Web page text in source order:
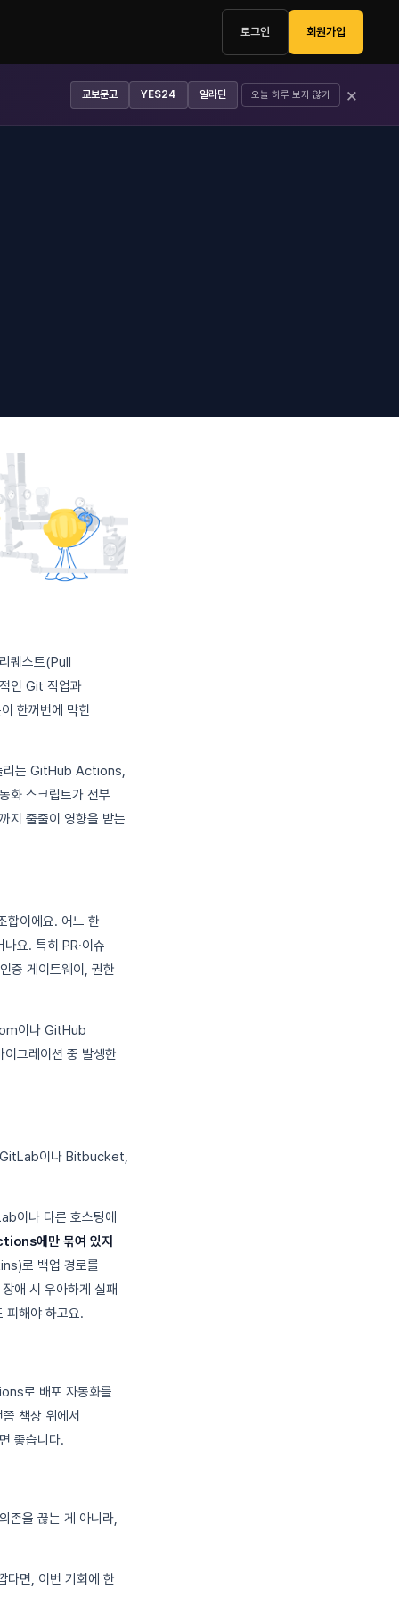
로그인 회원가입
교보문고 YES24 알라딘 오늘 하루 보지 않기 ×
퀘스트(Pull
인 Git 작업과
한꺼번에 막힌
리는 GitHub Actions,
화 스크립트가 전부
지 줄줄이 영향을 받는
합이에요. 어느 한
요. 특히 PR·이슈
증 게이트웨이, 권한
이나 GitHub
그레이션 중 발생한
GitLab이나 Bitbucket,
이나 다른 호스팅에
에만 묶여 있지
로 백업 경로를
애 시 우아하게 실패
해야 하고요.
로 배포 자동화를
책상 위에서
좋습니다.
존을 끊는 게 아니라,
다면, 이번 기회에 한